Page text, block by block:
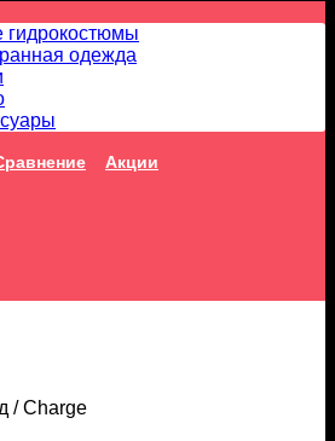
гидрокостюмы
одежда
Акции
/Charge